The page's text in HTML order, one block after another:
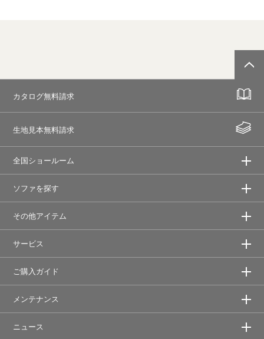
カタログ無料請求
生地見本無料請求
全国ショールーム
ソファを探す
その他アイテム
サービス
ご購入ガイド
メンテナンス
ニュース